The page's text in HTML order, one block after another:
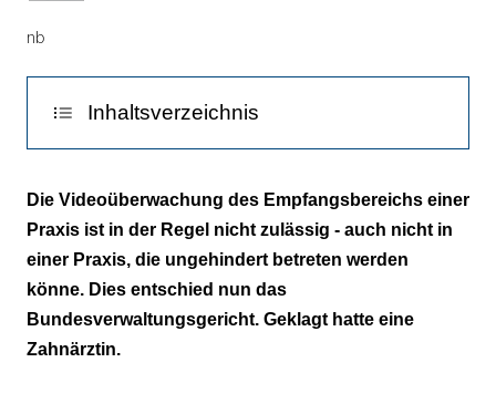
nb
Inhaltsverzeichnis
Zahnärztin will Kameras für ihren Schutz
Revision zurückgewiesen: Kamera im
Empfangsbereich weiterhin nicht zulässig
Die Videoüberwachung des Empfangsbereichs einer
Praxis ist in der Regel nicht zulässig - auch nicht in
einer Praxis, die ungehindert betreten werden
könne. Dies entschied nun das
Bundesverwaltungsgericht. Geklagt hatte eine
Zahnärztin.